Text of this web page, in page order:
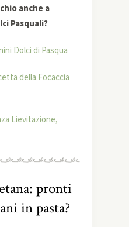
anche a
Pasquali?
Dolci di Pasqua
della Focaccia
Lievitazione,
pronti
in pasta?